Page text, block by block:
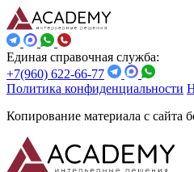
Единая справочная служба:
+7(960) 622-66-77
Политика конфиденциальности
Копирование материала с сайта